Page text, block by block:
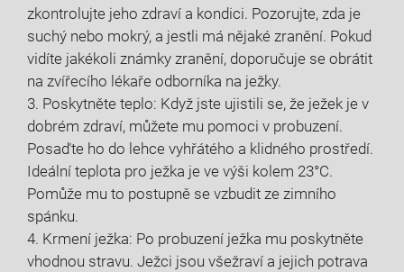
zkontrolujte jeho zdraví a kondici. Pozorujte, zda je
suchý nebo mokrý, a jestli má nějaké zranění. Pokud
vidíte jakékoli známky zranění, doporučuje se obrátit
na zvířecího lékaře odborníka na ježky.
3. Poskytněte teplo: Když jste ujistili se, že ježek je v
dobrém zdraví, můžete mu pomoci v probuzení.
Posaďte ho do lehce vyhřátého a klidného prostředí.
Ideální teplota pro ježka je ve výši kolem 23°C.
Pomůže mu to postupně se vzbudit ze zimního
spánku.
4. Krmení ježka: Po probuzení ježka mu poskytněte
vhodnou stravu. Ježci jsou všežraví a jejich potrava